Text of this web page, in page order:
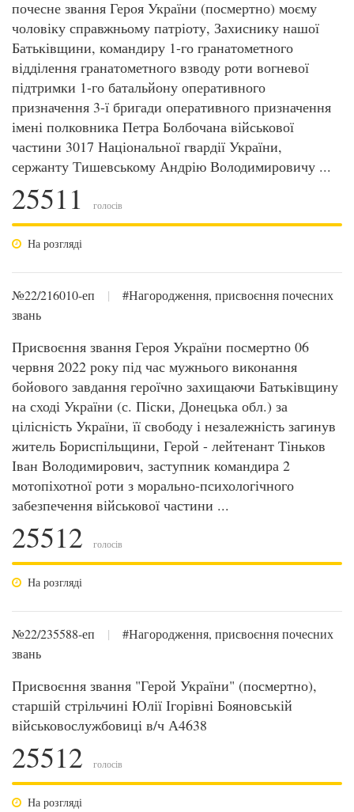
почесне звання Героя України (посмертно) моєму
чоловіку справжньому патріоту, Захиснику нашої
Батьківщини, командиру 1-го гранатометного
відділення гранатометного взводу роти вогневої
підтримки 1-го батальйону оперативного
призначення 3-ї бригади оперативного призначення
імені полковника Петра Болбочана військової
частини 3017 Національної гвардії України,
сержанту Тишевському Андрію Володимировичу ...
25511 голосів
На розгляді
№22/216010-еп |
#Нагородження, присвоєння почесних
звань
Присвоєння звання Героя України посмертно 06
червня 2022 року під час мужнього виконання
бойового завдання героїчно захищаючи Батьківщину
на сході України (с. Піски, Донецька обл.) за
цілісність України, її свободу і незалежність загинув
житель Бориспільщини, Герой - лейтенант Тіньков
Іван Володимирович, заступник командира 2
мотопіхотної роти з морально-психологічного
забезпечення військової частини ...
25512 голосів
На розгляді
№22/235588-еп |
#Нагородження, присвоєння почесних
звань
Присвоєння звання "Герой України" (посмертно),
старшій стрільчині Юлії Ігорівні Бояновській
військовослужбовиці в/ч А4638
25512 голосів
На розгляді